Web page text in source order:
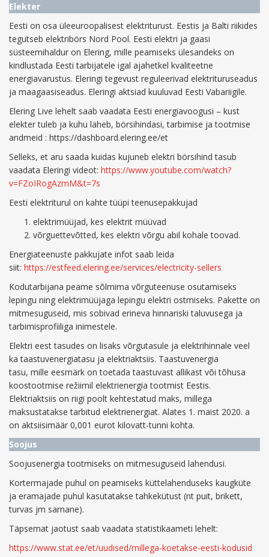
Elekter
Eesti on osa üleeuroopalisest elektriturust. Eestis ja Balti riikides
tegutseb elektribörs Nord Pool. Eesti elektri ja gaasi
süsteemihaldur on Elering, mille peamiseks ülesandeks on
kindlustada Eesti tarbijatele igal ajahetkel kvaliteetne
energiavarustus. Eleringi tegevust reguleerivad elektrituruseadus
ja maagaasiseadus. Eleringi aktsiad kuuluvad Eesti Vabariigile.
Elering Live lehelt saab vaadata Eesti energiavoogusi – kust
elekter tuleb ja kuhu läheb, börsihindasi, tarbimise ja tootmise
andmeid : https://dashboard.elering.ee/et
Selleks, et aru saada kuidas kujuneb elektri börsihind tasub
vaadata Eleringi videot: https://www.youtube.com/watch?
v=FZoIRogAzmM&t=7s
Eesti elektriturul on kahte tüüpi teenusepakkujad
elektrimüüjad, kes elektrit müüvad
võrguettevõtted, kes elektri võrgu abil kohale toovad.
Energiateenuste pakkujate infot saab leida
siit: https://estfeed.elering.ee/services/electricity-sellers
Kodutarbijana peame sõlmima võrguteenuse osutamiseks
lepingu ning elektrimüüjaga lepingu elektri ostmiseks. Pakette on
mitmesuguseid, mis sobivad erineva hinnariski taluvusega ja
tarbimisprofiiliga inimestele.
Elektri eest tasudes on lisaks võrgutasule ja elektrihinnale veel
ka taastuvenergiatasu ja elektriaktsiis. Taastuvenergia
tasu, mille eesmärk on toetada taastuvast allikast või tõhusa
koostootmise režiimil elektrienergia tootmist Eestis.
Elektriaktsiis on riigi poolt kehtestatud maks, millega
maksustatakse tarbitud elektrienergiat. Alates 1. maist 2020. a
on aktsiisimäär 0,001 eurot kilovatt-tunni kohta.
Soojus
Soojusenergia tootmiseks on mitmesuguseid lahendusi.
Kortermajade puhul on peamiseks küttelahenduseks kaugküte
ja eramajade puhul kasutatakse tahkekütust (nt puit, brikett,
turvas jm sarnane).
Täpsemat jaotust saab vaadata statistikaameti lehelt:
https://www.stat.ee/et/uudised/millega-koetakse-eesti-kodusid